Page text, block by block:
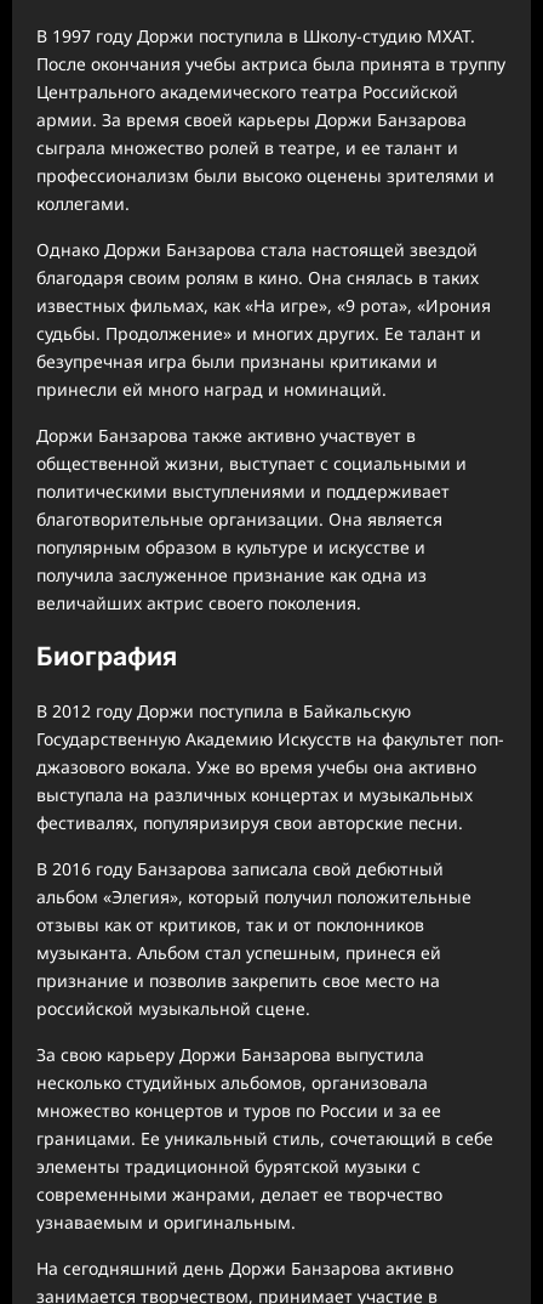
В 1997 году Доржи поступила в Школу-студию МХАТ.
После окончания учебы актриса была принята в труппу
Центрального академического театра Российской
армии. За время своей карьеры Доржи Банзарова
сыграла множество ролей в театре, и ее талант и
профессионализм были высоко оценены зрителями и
коллегами.
Однако Доржи Банзарова стала настоящей звездой
благодаря своим ролям в кино. Она снялась в таких
известных фильмах, как «На игре», «9 рота», «Ирония
судьбы. Продолжение» и многих других. Ее талант и
безупречная игра были признаны критиками и
принесли ей много наград и номинаций.
Доржи Банзарова также активно участвует в
общественной жизни, выступает с социальными и
политическими выступлениями и поддерживает
благотворительные организации. Она является
популярным образом в культуре и искусстве и
получила заслуженное признание как одна из
величайших актрис своего поколения.
Биография
В 2012 году Доржи поступила в Байкальскую
Государственную Академию Искусств на факультет поп-
джазового вокала. Уже во время учебы она активно
выступала на различных концертах и музыкальных
фестивалях, популяризируя свои авторские песни.
В 2016 году Банзарова записала свой дебютный
альбом «Элегия», который получил положительные
отзывы как от критиков, так и от поклонников
музыканта. Альбом стал успешным, принеся ей
признание и позволив закрепить свое место на
российской музыкальной сцене.
За свою карьеру Доржи Банзарова выпустила
несколько студийных альбомов, организовала
множество концертов и туров по России и за ее
границами. Ее уникальный стиль, сочетающий в себе
элементы традиционной бурятской музыки с
современными жанрами, делает ее творчество
узнаваемым и оригинальным.
На сегодняшний день Доржи Банзарова активно
занимается творчеством, принимает участие в